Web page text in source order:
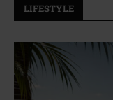
LIFESTYLE